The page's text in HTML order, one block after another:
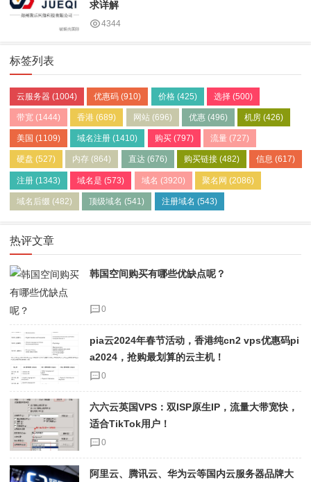
求详解
4344
标签列表
云服务器 (1004) 优惠码 (910) 价格(425) 选择(500)
带宽 (1444) 香港 (689) 网站(696) 优惠(496) 机房 (426)
美国 (1109) 域名注册 (1410) 购买(797) 流量(727)
硬盘 (527) 内存 (864) 直达 (676) 购买链接(482) 信息 (617)
注册 (1343) 域名是 (573) 域名 (3920) 聚名网 (2086)
域名后缀 (482) 顶级域名 (541) 注册域名 (543)
热评文章
韩国空间购买有哪些优缺点呢？
0
pia云2024年春节活动，香港纯cn2 vps优惠码pi
a2024，抢购最划算的云主机！
0
六六云英国VPS：双ISP原生IP，流量大带宽快，
适合TikTok用户！
0
阿里云、腾讯云、华为云等国内云服务器品牌大